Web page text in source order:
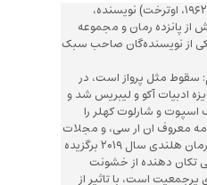
مانون اُپهوف (متولد ۲۰ دسامبر ۱۹۶۲، اوترخت) نویسنده،
از پانزده رمان و مجموعه
از نویسنده‌‌گان صاحب سبک
سقوط مثل پرواز است، در
جایزه ادبیات آکو و لیبریس شد و
و شارلوت کهلر را
معروف ان ار سی، و مجلات
ادبی این کشور به عنوان بهترین رمان هلندی سال ۲۰۱۹ برگزیده
تکان دهنده از خشونت
است، با تاثیر از